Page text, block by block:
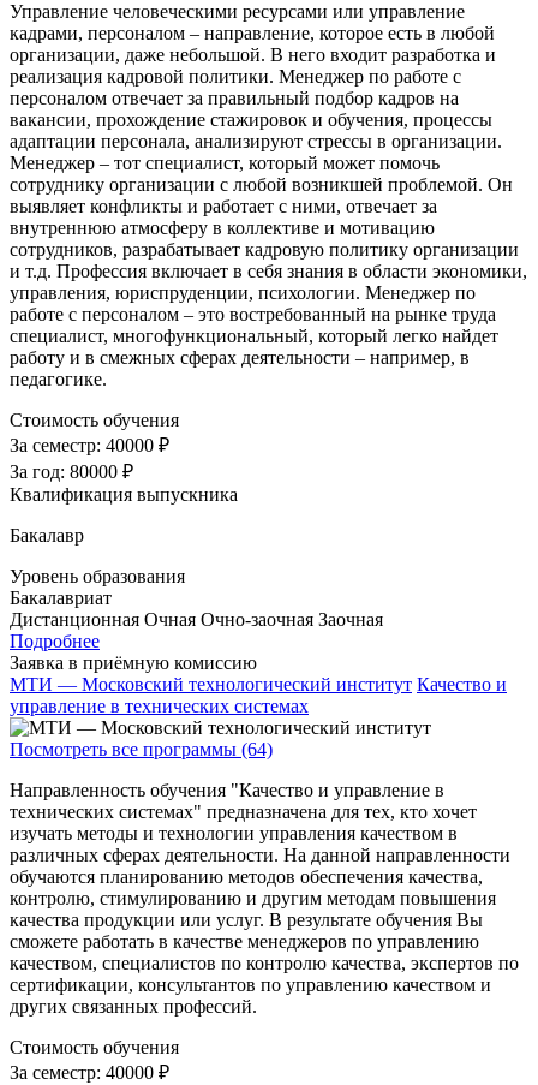
Управление человеческими ресурсами или управление
кадрами, персоналом – направление, которое есть в любой
организации, даже небольшой. В него входит разработка и
реализация кадровой политики. Менеджер по работе с
персоналом отвечает за правильный подбор кадров на
вакансии, прохождение стажировок и обучения, процессы
адаптации персонала, анализируют стрессы в организации.
Менеджер – тот специалист, который может помочь
сотруднику организации с любой возникшей проблемой. Он
выявляет конфликты и работает с ними, отвечает за
внутреннюю атмосферу в коллективе и мотивацию
сотрудников, разрабатывает кадровую политику организации
и т.д. Профессия включает в себя знания в области экономики,
управления, юриспруденции, психологии. Менеджер по
работе с персоналом – это востребованный на рынке труда
специалист, многофункциональный, который легко найдет
работу и в смежных сферах деятельности – например, в
педагогике.
Стоимость обучения
За семестр: 40000 ₽
За год: 80000 ₽
Квалификация выпускника
Бакалавр
Уровень образования
Бакалавриат
Дистанционная Очная Очно-заочная Заочная
Подробнее
Заявка в приёмную комиссию
МТИ — Московский технологический институт Качество и
управление в технических системах
Посмотреть все программы (64)
Направленность обучения "Качество и управление в
технических системах" предназначена для тех, кто хочет
изучать методы и технологии управления качеством в
различных сферах деятельности. На данной направленности
обучаются планированию методов обеспечения качества,
контролю, стимулированию и другим методам повышения
качества продукции или услуг. В результате обучения Вы
сможете работать в качестве менеджеров по управлению
качеством, специалистов по контролю качества, экспертов по
сертификации, консультантов по управлению качеством и
других связанных профессий.
Стоимость обучения
За семестр: 40000 ₽